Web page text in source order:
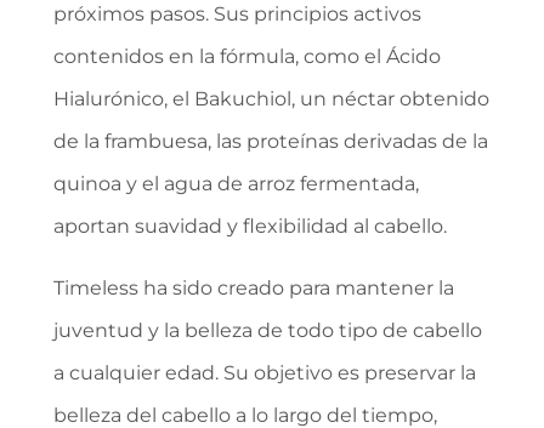
próximos pasos. Sus principios activos
contenidos en la fórmula, como el Ácido
Hialurónico, el Bakuchiol, un néctar obtenido
de la frambuesa, las proteínas derivadas de la
quinoa y el agua de arroz fermentada,
aportan suavidad y flexibilidad al cabello.
Timeless ha sido creado para mantener la
juventud y la belleza de todo tipo de cabello
a cualquier edad. Su objetivo es preservar la
belleza del cabello a lo largo del tiempo,